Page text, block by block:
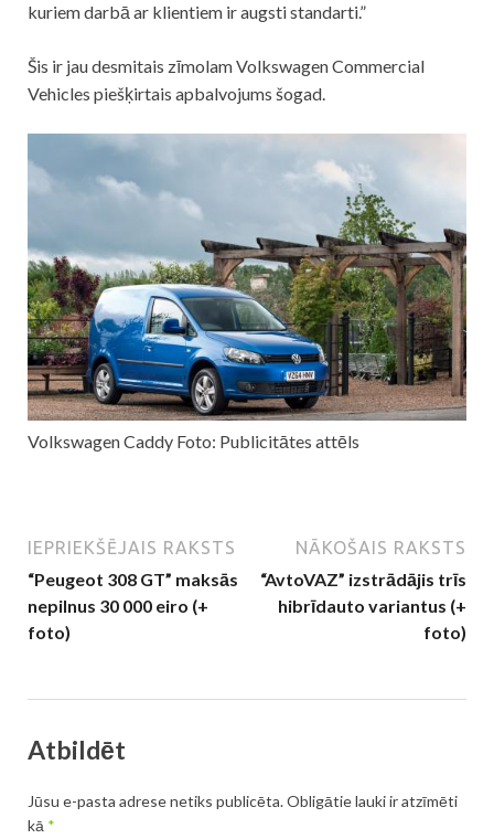
kuriem darbā ar klientiem ir augsti standarti.”
Šis ir jau desmitais zīmolam Volkswagen Commercial
Vehicles piešķirtais apbalvojums šogad.
Volkswagen Caddy Foto: Publicitātes attēls
IEPRIEKŠĒJAIS RAKSTS
“Peugeot 308 GT” maksās
nepilnus 30 000 eiro (+
foto)
NĀKOŠAIS RAKSTS
“AvtoVAZ” izstrādājis trīs
hibrīdauto variantus (+
foto)
Atbildēt
Jūsu e-pasta adrese netiks publicēta.Obligātie lauki ir atzīmēti
kā *